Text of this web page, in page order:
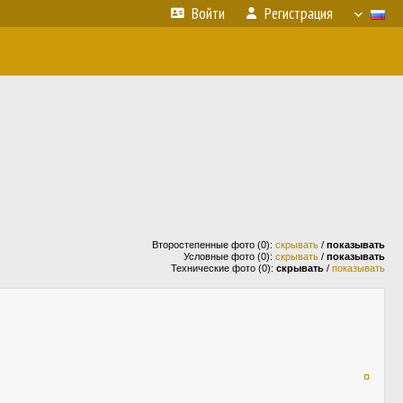
Войти Регистрация
Второстепенные фото (0): скрывать / показывать
Условные фото (0): скрывать / показывать
Технические фото (0): скрывать / показывать
¤